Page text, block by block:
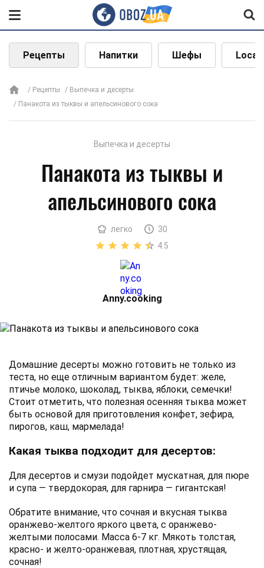
Рецепты Напитки Шефы Local
Рецепты
Выпечка и десерты
Панакота из тыквы и апельсинового сока
Выпечка и десерты
Панакота из тыквы и
апельсинового сока
легко
30
4.5
Аnny.cooking
Домашние десерты можно готовить не только из
теста, но еще отличным вариантом будет: желе,
птичье молоко, шоколад, тыква, яблоки, семечки!
Стоит отметить, что полезная осенняя тыква может
быть основой для приготовления конфет, зефира,
пирогов, каш, мармелада!
Какая тыква подходит для десертов:
Для десертов и смузи подойдет мускатная, для пюре
и супа — твердокорая, для гарнира — гигантская!
Обратите внимание, что сочная и вкусная тыква
оранжево-желтого яркого цвета, с оранжево-
желтыми полосами. Масса 6-7 кг. Мякоть толстая,
красно- и желто-оранжевая, плотная, хрустящая,
сочная!